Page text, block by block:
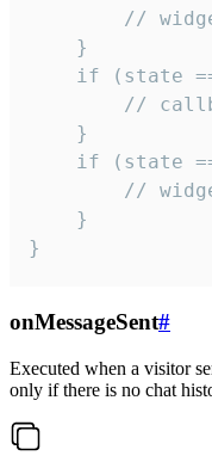
//
    }
if (state
//
    }
if (state
//
    }
}
onMessageSent#
Executed when a visitor
only if there is no chat